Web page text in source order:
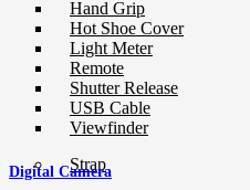
Hand Grip
Hot Shoe Cover
Light Meter
Remote
Shutter Release
USB Cable
Viewfinder
Strap
Digital Camera